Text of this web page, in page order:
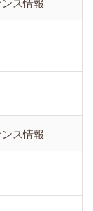
ンス情報
ンス情報